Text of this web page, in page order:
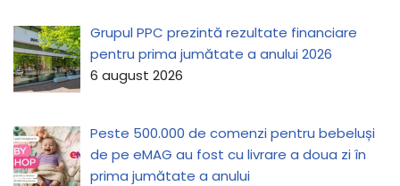
Grupul PPC prezintă rezultate financiare
pentru prima jumătate a anului 2026
6 august 2026
Peste 500.000 de comenzi pentru bebeluși
de pe eMAG au fost cu livrare a doua zi în
prima jumătate a anului